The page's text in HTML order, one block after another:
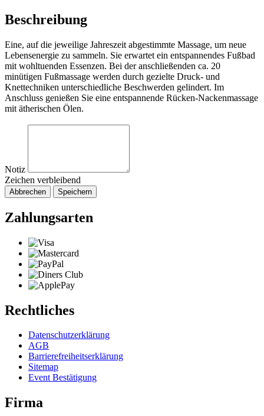
Beschreibung
Eine, auf die jeweilige Jahreszeit abgestimmte Massage, um neue
Lebensenergie zu sammeln. Sie erwartet ein entspannendes Fußbad
mit wohltuenden Essenzen. Bei der anschließenden ca. 20
minütigen Fußmassage werden durch gezielte Druck- und
Knettechniken unterschiedliche Beschwerden gelindert. Im
Anschluss genießen Sie eine entspannende Rücken-Nackenmassage
mit ätherischen Ölen.
Notiz
Zeichen verbleibend
Abbrechen Speichern
Zahlungsarten
Rechtliches
Datenschutzerklärung
AGB
Barrierefreiheitserklärung
Sitemap
Event Bestätigung
Firma